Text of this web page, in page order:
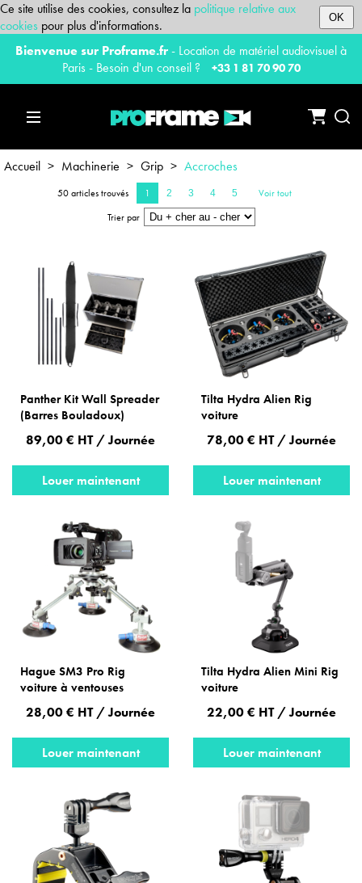
Ce site utilise des cookies, consultez la politique relative aux
cookies pour plus d'informations. OK
Bienvenue sur Proframe.fr- Location de matériel audiovisuel à
Paris - Besoin d'un conseil ?
+33 1 81 70 90 70
Accueil > Machinerie > Grip > Accroches
50 articles trouvés 1 2 3 4 5
Voir tout
Trier par
Panther Kit Wall Spreader
(Barres Bouladoux)
89,00 € HT / Journée
Louer maintenant
Tilta Hydra Alien Rig
voiture
78,00 € HT / Journée
Louer maintenant
Hague SM3 Pro Rig
voiture à ventouses
28,00 € HT / Journée
Louer maintenant
Tilta Hydra Alien Mini Rig
voiture
22,00 € HT / Journée
Louer maintenant